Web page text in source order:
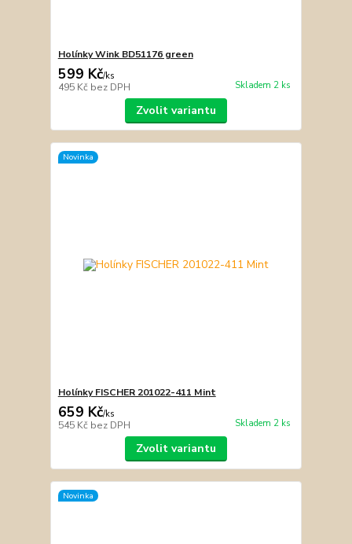
Holínky Wink BD51176 green
599 Kč/ks
495 Kč bez DPH Skladem 2 ks
Zvolit variantu
Novinka
Holínky FISCHER 201022-411 Mint
659 Kč/ks
545 Kč bez DPH Skladem 2 ks
Zvolit variantu
Novinka